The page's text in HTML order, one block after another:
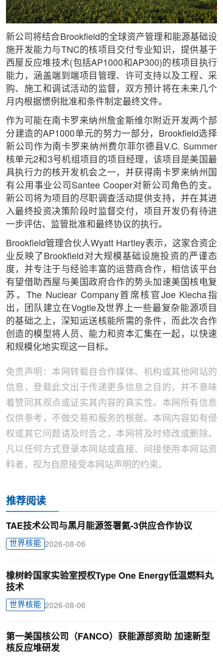
新公司将结合Brookfield的全球资产管理和能源基础设
施开发能力与TNC的核项目交付专业知识，提供基于
西屋反应堆技术(包括AP1000和AP300)的核项目执行
能力，涵盖端到端项目管理、许可支持以及工程、采
购、施工和调试活动的监督，双方预计将在未来几个
月内根据惯例批准和条件制定最终文件。
作为可能在南卡罗来纳州詹金斯维尔附近开发两个部
分建造的AP1000单元的努力一部分，Brookfield选择
新公司作为南卡罗来纳州费尔菲尔德县V.C. Summer
核单元2和3号机组项目的项目经理，该项目是美国最
具执行力的核开发机会之一，并获得南卡罗来纳州国
有公用事业公司Santee Cooper对新公司角色的支。
新公司将为项目的尽职调查活动提供支持，并在其进
入最终投资决策阶段时监督交付，项目开发仍有待进
一步评估、监管批准和最终协议的执行。
Brookfield管理合伙人Wyatt Hartley表示，这家合资企
业反映了Brookfield对大规模基础设施投资的严谨态
度，并专注于与经验丰富的运营商合作，相信该平台
有望借助西屋与美国政府合作的势头加速美国核电复
苏。The Nuclear Company首席核官Joe Klecha指
出，团队建立在Vogtle及世界上一些最复杂能源项目
的基础之上，深知运送核能所需的条件，而此次合作
创造的模型将人员、能力和资本汇集在一起，以快速
和规模化地实现这一目标。
免责声明：本网转载自合作媒体、机构或其他网站的
信息，登载此文出于传递更多信息之目的，并不意味
着赞同其观点或证实其内容的真实性。本网所有信息
仅供参考，不做交易和服务的根据。本网内容如有侵
权或其它问题请及时告之，本网将及时修改或删除。
凡以任何方式登录本网站或直接、间接使用本网站资
料者，视为自愿接受本网站声明的约束。
推荐阅读
TAE技术公司与黑月能源签署氦-3供应合作协议
世界核能 2026-08-06
橡树岭国家实验室授权Type One Energy低温燃料丸
技术
世界核能 2026-08-06
第一美国核公司（FANCO）获能源部资助 加速新型
核反应堆研发